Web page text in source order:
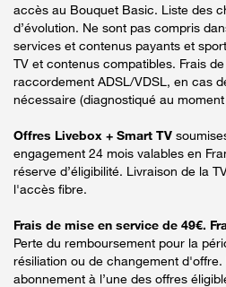
accès au Bouquet Basic. Liste des
d’évolution. Ne sont pas compris
services et contenus payants et
TV et contenus compatibles. Frais
raccordement ADSL/VDSL, en cas
nécessaire (diagnostiqué au
Offres Livebox + Smart TV
engagement 24 mois valables en
réserve d’éligibilité. Livraison de la
l'accès fibre.
Frais de mise en service de 49€.
Perte du remboursement pour la
résiliation ou de changement
abonnement à l’une des offres